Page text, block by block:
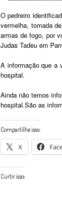
O pedreiro
vermelha, tomada
armas de fogo, por
Judas Tadeu em
A informação que a
hospital.
Ainda não temos
hospital.São as
Compartilhe isso:
X
Curtir isso: